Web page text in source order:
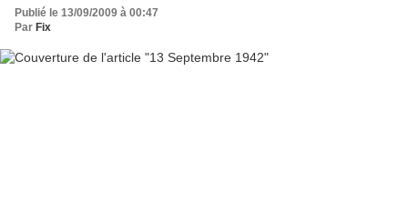
Publié le 13/09/2009 à 00:47
Par Fix